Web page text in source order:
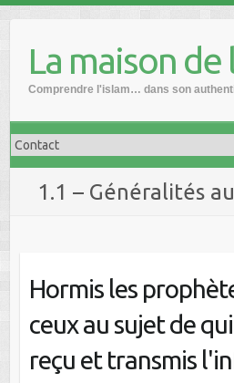
La maison de
Comprendre l'islam… dans son
1.1 – Généralités
Hormis les
ceux au sujet de
reçu et transmis